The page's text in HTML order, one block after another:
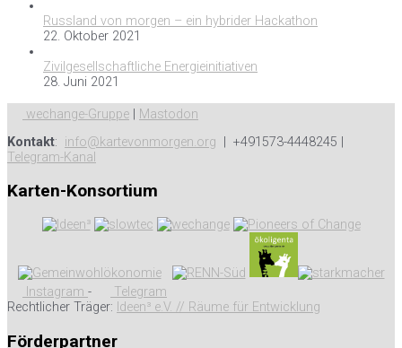
Russland von morgen – ein hybrider Hackathon
22. Oktober 2021
Zivilgesellschaftliche Energieinitiativen
28. Juni 2021
wechange-Gruppe
Mastodon
Kontakt: info@kartevonmorgen.org | +491573-4448245 |
Telegram-Kanal
Karten-Konsortium
Instagram -
Telegram
Rechtlicher Träger: Ideen³ e.V. // Räume für Entwicklung
Förderpartner